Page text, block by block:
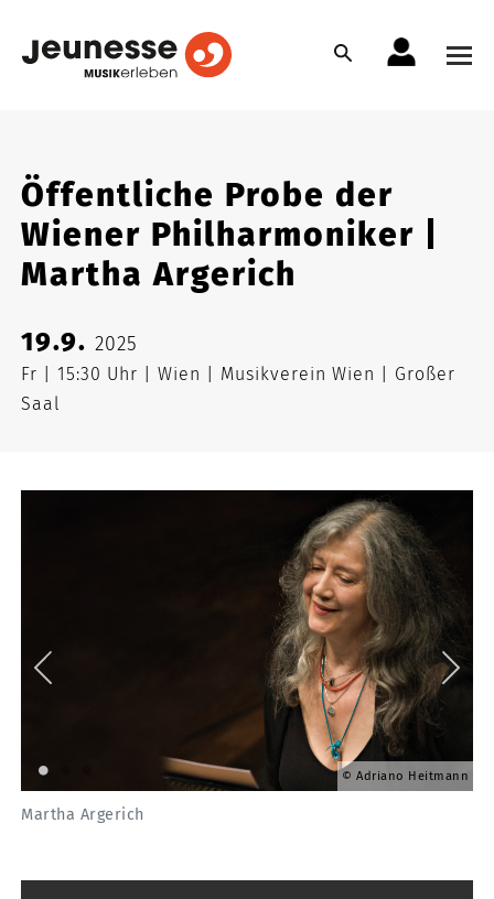
Öffentliche Probe der
Wiener Philharmoniker |
Martha Argerich
19.9.2025
Fr 15:30 Uhr Wien Musikverein Wien
Großer
Saal
Adriano Heitmann
Martha Argerich